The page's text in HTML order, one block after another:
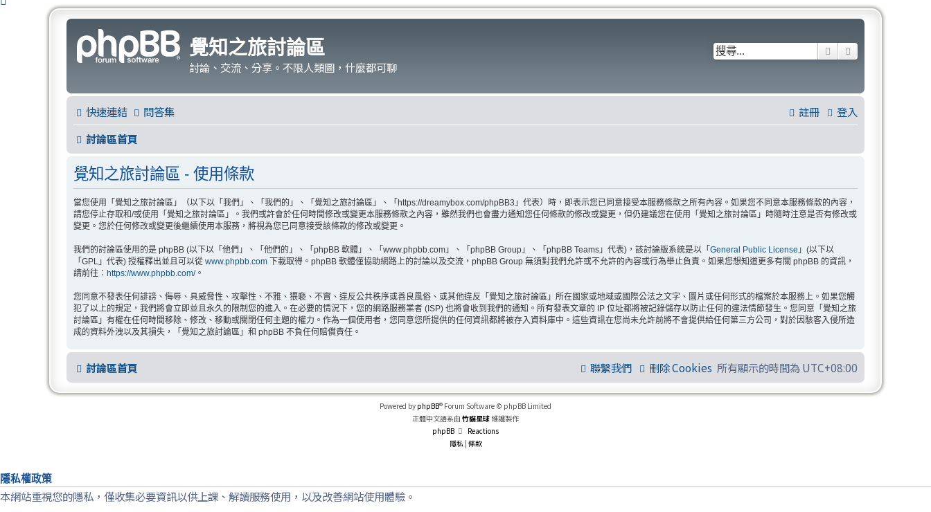
覺知之旅討論區
討論、交流、分享。不限人類圖，什麼都可聊
搜尋
快速連結 問答集 登入
註冊
討論區首頁
覺知之旅討論區 - 使用條款
當您使用「覺知之旅討論區」（以下以「我們」、「我們的」、「覺知之旅討論區」、「https://dreamybox.com/phpBB3」代表）時，即表示您已同意接受本服務條款之所有內容。如果您不同意本服務條款的內容，
請您停止存取和/或使用「覺知之旅討論區」。我們或許會於任何時間修改或變更本服務條款之內容，雖然我們也會盡力通知您任何條款的修改或變更，但仍建議您在使用「覺知之旅討論區」時隨時注意是否有修改或
變更。您於任何修改或變更後繼續使用本服務，將視為您已同意接受該條款的修改或變更。
我們的討論區使用的是 phpBB (以下以「他們」、「他們的」、「phpBB 軟體」、「www.phpbb.com」、「phpBB Group」、「phpBB Teams」代表)，該討論版系統是以「 General Public License 」(以下以
「GPL」代表) 授權釋出並且可以從 www.phpbb.com 下載取得。phpBB 軟體僅協助網路上的討論以及交流，phpBB Group 無須對我們允許或不允許的內容或行為舉止負責。如果您想知道更多有關 phpBB 的資訊，
請前往： https://www.phpbb.com/。
您同意不發表任何誹謗、侮辱、具威脅性、攻擊性、不雅、猥褻、不實、違反公共秩序或善良風俗、或其他違反「覺知之旅討論區」所在國家或地域或國際公法之文字、圖片或任何形式的檔案於本服務上。如果您觸
犯了以上的規定，我們將會立即並且永久的限制您的進入。在必要的情況下，您的網路服務業者 (ISP) 也將會收到我們的通知。所有發表文章的 IP 位址都將被記錄儲存以防止任何的違法情節發生。您同意「覺知之旅
討論區」有權在任何時間移除、修改、移動或關閉任何主題的權力。作為一個使用者，您同意您所提供的任何資訊都將被存入資料庫中。這些資訊在您尚未允許前將不會提供給任何第三方公司，對於因駭客入侵所造
成的資料外洩以及其損失，「覺知之旅討論區」和 phpBB 不負任何賠償責任。
討論區首頁 所有顯示的時間為UTC+08:00
刪除 Cookies
聯繫我們
Powered by phpBB® Forum Software © phpBB Limited
正體中文語系由 竹貓星球 維護製作
phpBB
Reactions
隱私 | 條款
隱私權政策
本網站重視您的隱私，僅收集必要資訊以供上課、解讀服務使用，以及改善網站使用體驗。